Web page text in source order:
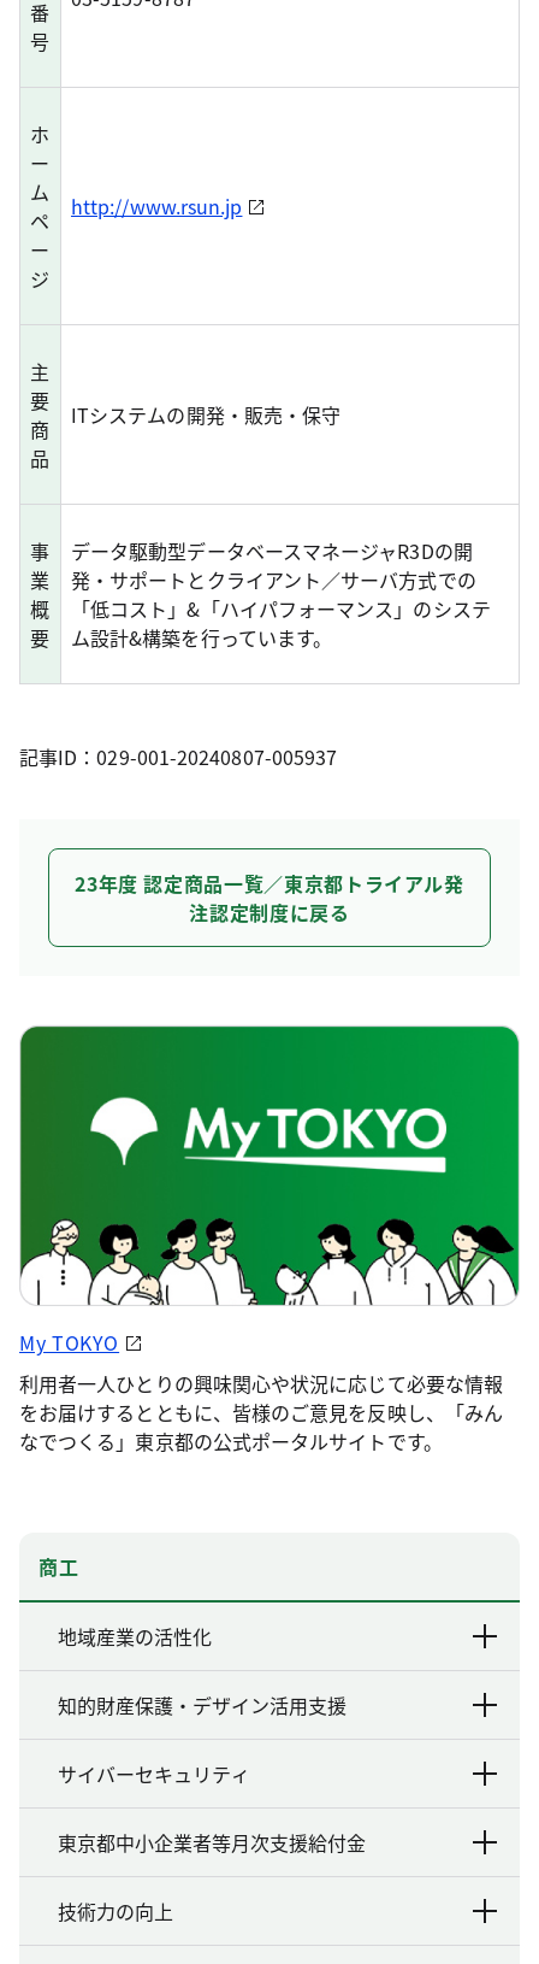
番
号
ホ
ー
ム
ペ
ー
ジ
http://www.rsun.jp
主
要
商
品
ITシステムの開発・販売・保守
事
業
概
要
データ駆動型データベースマネージャR3Dの開
発・サポートとクライアント／サーバ方式での
「低コスト」&「ハイパフォーマンス」のシステ
ム設計&構築を行っています。
記事ID：029-001-20240807-005937
23年度 認定商品一覧／東京都トライアル発
注認定制度に戻る
My TOKYO
利用者一人ひとりの興味関心や状況に応じて必要な情報
をお届けするとともに、皆様のご意見を反映し、「みん
なでつくる」東京都の公式ポータルサイトです。
商工
地域産業の活性化
知的財産保護・デザイン活用支援
サイバーセキュリティ
東京都中小企業者等月次支援給付金
技術力の向上